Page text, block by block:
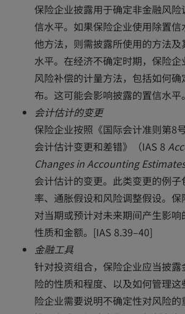
保险企业披露用于确定非金融风
信水平。如果保险企业使用除置
他方法，则需披露所使用的方法
水平。在经济不确定时期，保险
风险补偿的计量方法，包括如何
布。这可能会影响披露的置信水平。
会计估计的变更
保险企业按照《国际会计准则第8
会计估计变更和差错》（IAS 8
Changes in Accounting
会计估计的变更。此类变更的例
率、通胀假设和风险调整假设。
对当期或预计对未来期间产生影
性质和金额。[IAS 8.39–40]
金融工具
针对投资组合，保险企业应当披
险的性质和程度、以及如何管理
险企业需要说明不确定性对风险